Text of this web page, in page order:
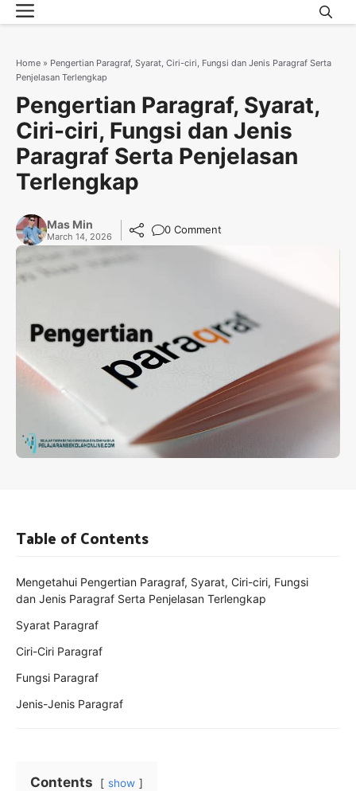
Skip
to
Menu
Home » Pengertian Paragraf, Syarat, Ciri-ciri, Fungsi dan Jenis Paragraf Serta
Penjelasan Terlengkap
Pengertian Paragraf, Syarat,
Ciri-ciri, Fungsi dan Jenis
Paragraf Serta Penjelasan
Terlengkap
Mas Min
March 14, 2026
0 Comment
Contents show
Table of Contents
Mengetahui Pengertian Paragraf, Syarat, Ciri-ciri, Fungsi
dan Jenis Paragraf Serta Penjelasan Terlengkap
Syarat Paragraf
Ciri-Ciri Paragraf
Fungsi Paragraf
Jenis-Jenis Paragraf